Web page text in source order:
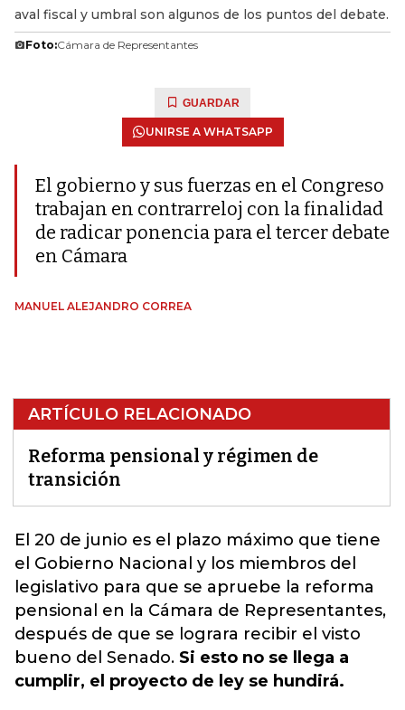
aval fiscal y umbral son algunos de los puntos del debate.
Foto:Cámara de Representantes
GUARDAR
UNIRSE A WHATSAPP
El gobierno y sus fuerzas en el Congreso
trabajan en contrarreloj con la finalidad
de radicar ponencia para el tercer debate
en Cámara
MANUEL ALEJANDRO CORREA
ARTÍCULO RELACIONADO
Reforma pensional y régimen de
transición
El 20 de junio es el plazo máximo que tiene
el Gobierno Nacional y los miembros del
legislativo para que se apruebe la reforma
pensional en la Cámara de Representantes,
después de que se lograra recibir el visto
bueno del Senado. Si esto no se llega a
cumplir, el proyecto de ley se hundirá.